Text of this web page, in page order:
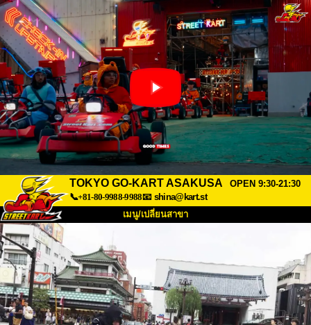
TOKYO GO-KART ASAKUSA
OPEN 9:30-21:30
📞+81-80-9988-9988📧 shina@kart.st
เมนู/เปลี่ยนสาขา
เกี่ยวกับ ราคา
การเข้าถึง เสียงจากผู้ใช้ คำถามที่พบบ่อย
บริษัท การจอง